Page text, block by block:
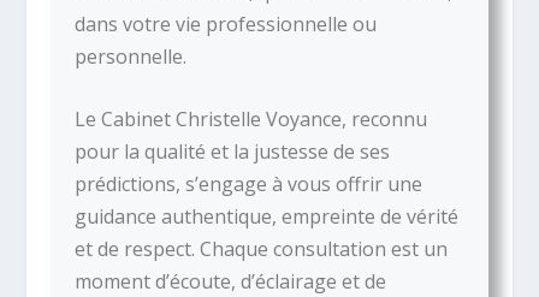
dans votre vie professionnelle ou
personnelle.
Le Cabinet Christelle Voyance, reconnu
pour la qualité et la justesse de ses
prédictions, s’engage à vous offrir une
guidance authentique, empreinte de vérité
et de respect. Chaque consultation est un
moment d’écoute, d’éclairage et de